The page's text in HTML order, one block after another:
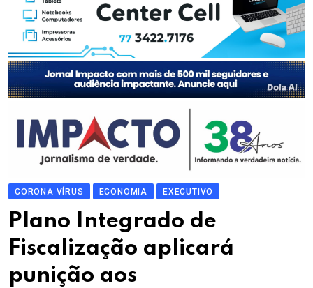
CORONA VÍRUS ECONOMIA EXECUTIVO
Plano Integrado de
Fiscalização aplicará
punição aos